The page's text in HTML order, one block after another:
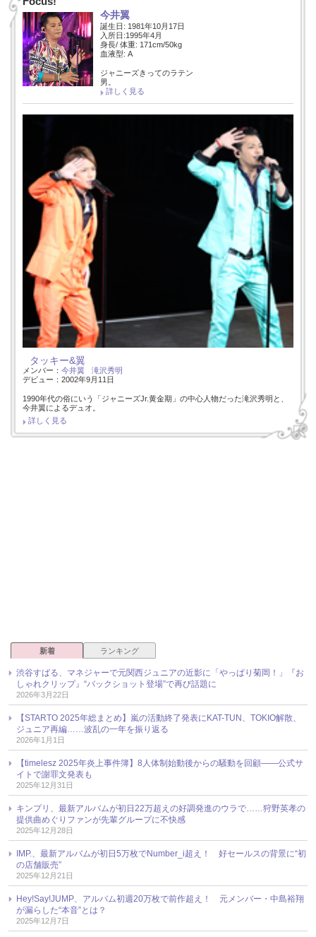
今井翼
誕生日: 1981年10月17日
入所日:1995年4月
身長/ 体重: 171cm/50kg
血液型: A
ジャニーズきってのラテン
男。
詳しく見る
タッキー&翼
メンバー： 今井翼
滝沢秀明
デビュー：2002年9月11日
1990年代の俗にいう「ジャニーズJr.黄金期」の中心人物だった滝沢秀明と、
今井翼によるデュオ。
詳しく見る
新着 ランキング
渋谷すばる、マネジャーで元関西ジュニアの近影に「やっぱり菊岡！」『お
しゃれクリップ』“バックショット登場”で再び話題に
2026年3月22日
【STARTO 2025年総まとめ】嵐の活動終了発表にKAT-TUN、TOKIO解散、
ジュニア再編……波乱の一年を振り返る
2026年1月1日
【timelesz 2025年炎上事件簿】8人体制始動後からの騒動を回顧――公式サ
イトで謝罪文発表も
2025年12月31日
キンプリ、最新アルバムが初日22万超えの好調発進のウラで……狩野英孝の
提供曲めぐりファンが先輩グループに不快感
2025年12月28日
IMP.、最新アルバムが初日5万枚でNumber_i超え！ 好セールスの背景に“初
の店舗販売”
2025年12月21日
Hey!Say!JUMP、アルバム初週20万枚で前作超え！ 元メンバー・中島裕翔
が漏らした“本音”とは？
2025年12月7日